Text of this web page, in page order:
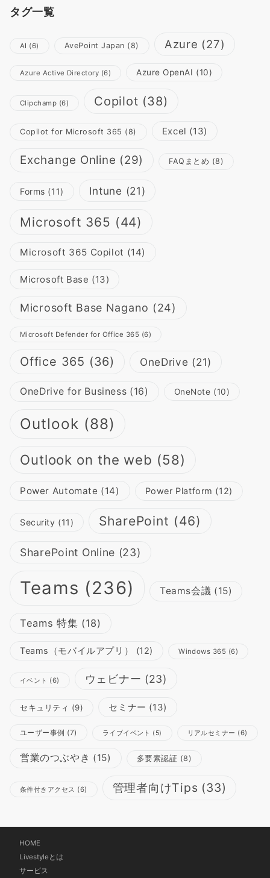
タグ一覧
AI (6) AvePoint Japan (8) Azure (27)
Azure Active Directory (6) Azure OpenAI (10)
Clipchamp (6) Copilot (38)
Copilot for Microsoft 365 (8) Excel (13)
Exchange Online (29) FAQまとめ (8)
Forms (11) Intune (21)
Microsoft 365 (44)
Microsoft 365 Copilot (14)
Microsoft Base (13)
Microsoft Base Nagano (24)
Microsoft Defender for Office 365 (6)
Office 365 (36) OneDrive (21)
OneDrive for Business (16) OneNote (10)
Outlook (88)
Outlook on the web (58)
Power Automate (14) Power Platform (12)
Security (11) SharePoint (46)
SharePoint Online (23)
Teams (236) Teams会議 (15)
Teams 特集 (18)
Teams（モバイルアプリ） (12) Windows 365 (6)
イベント (6) ウェビナー (23)
セキュリティ (9) セミナー (13)
ユーザー事例 (7) ライブイベント (5) リアルセミナー (6)
営業のつぶやき (15) 多要素認証 (8)
条件付きアクセス (6) 管理者向けTips (33)
HOME
Livestyleとは
サービス